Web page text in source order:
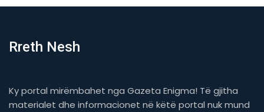
Rreth Nesh
Ky portal mirëmbahet nga Gazeta Enigma! Të gjitha
materialet dhe informacionet në këtë portal nuk mund